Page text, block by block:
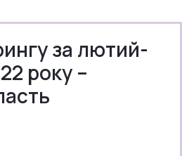
за лютий-
року –